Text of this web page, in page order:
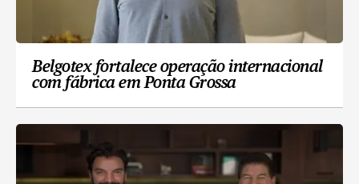
Belgotex fortalece operação internacional
com fábrica em Ponta Grossa